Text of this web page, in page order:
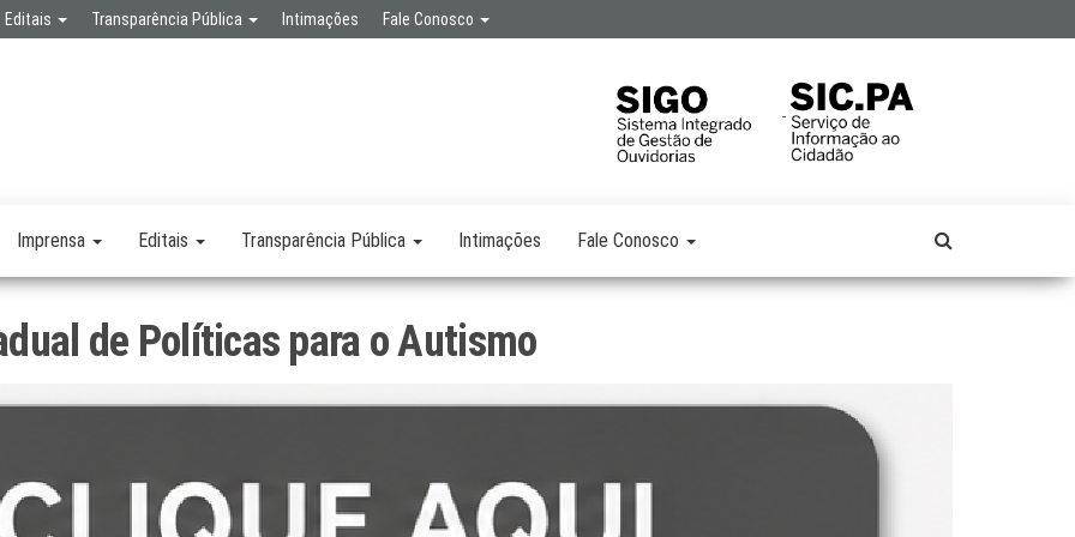
Editais Transparência Pública Intimações Fale Conosco
Imprensa Editais Transparência Pública Intimações Fale Conosco
de Políticas para o Autismo